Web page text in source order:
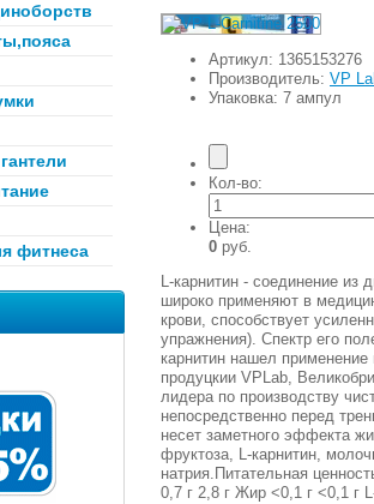
фитнеса
Артикул: 1365153276
Производитель: VP
Упаковка: 7 ампул
Кол-во:
Цена:
0 руб.
L-карнитин - соединение
широко применяют в
крови, способствует
упражнения). Спектр его
карнитин нашел
продуцкии VPLab,
лидера по производству
непосредственно перед
несет заметного эффекта
фруктоза, L-карнитин,
натрия.Питательная
0,7 г 2,8 г Жир <0,1 г <0,1 г